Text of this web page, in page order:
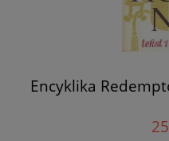
Encyklika